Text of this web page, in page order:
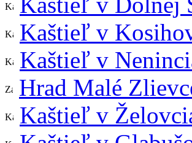
Kaštieľ v
Kaštieľ v
Hrad Malé
Kaštieľ v